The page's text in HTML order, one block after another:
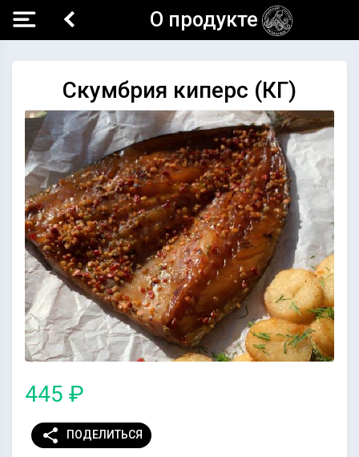
О продукте
Скумбрия киперс (КГ)
445 ₽
share ПОДЕЛИТЬСЯ